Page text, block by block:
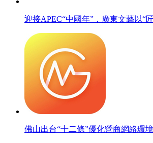
迎接APEC“中國年”，廣東文藝以“
佛山出台“十二條”優化營商網絡環